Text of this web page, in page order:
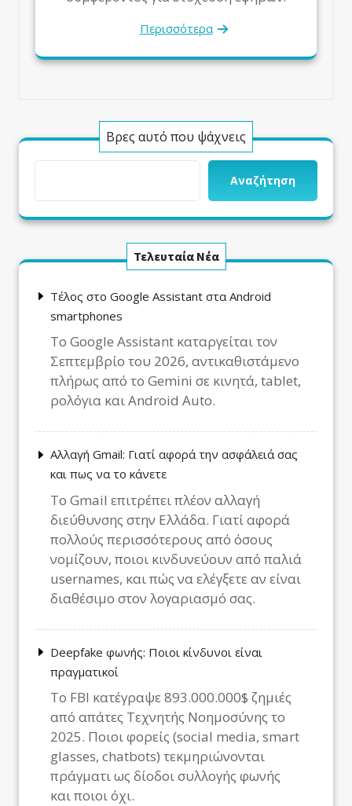
Περισσότερα
Βρες αυτό που ψάχνεις
Αναζήτηση
Τελευταία Νέα
Τέλος στο Google Assistant στα Android
smartphones
Το Google Assistant καταργείται τον
Σεπτεμβρίο του 2026, αντικαθιστάμενο
πλήρως από το Gemini σε κινητά, tablet,
ρολόγια και Android Auto.
Αλλαγή Gmail: Γιατί αφορά την ασφάλειά σας
και πως να το κάνετε
Το Gmail επιτρέπει πλέον αλλαγή
διεύθυνσης στην Ελλάδα. Γιατί αφορά
πολλούς περισσότερους από όσους
νομίζουν, ποιοι κινδυνεύουν από παλιά
usernames, και πώς να ελέγξετε αν είναι
διαθέσιμο στον λογαριασμό σας.
Deepfake φωνής: Ποιοι κίνδυνοι είναι
πραγματικοί
Το FBI κατέγραψε 893.000.000$ ζημιές
από απάτες Τεχνητής Νοημοσύνης το
2025. Ποιοι φορείς (social media, smart
glasses, chatbots) τεκμηριώνονται
πράγματι ως δίοδοι συλλογής φωνής
και ποιοι όχι.